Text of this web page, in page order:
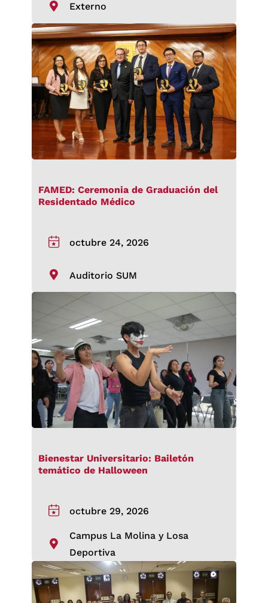
Externo
FAMED: Ceremonia de Graduación del
Residentado Médico
octubre 24, 2026
Auditorio SUM
Bienestar Universitario: Bailetón
temático de Halloween
octubre 29, 2026
Campus La Molina y Losa
Deportiva